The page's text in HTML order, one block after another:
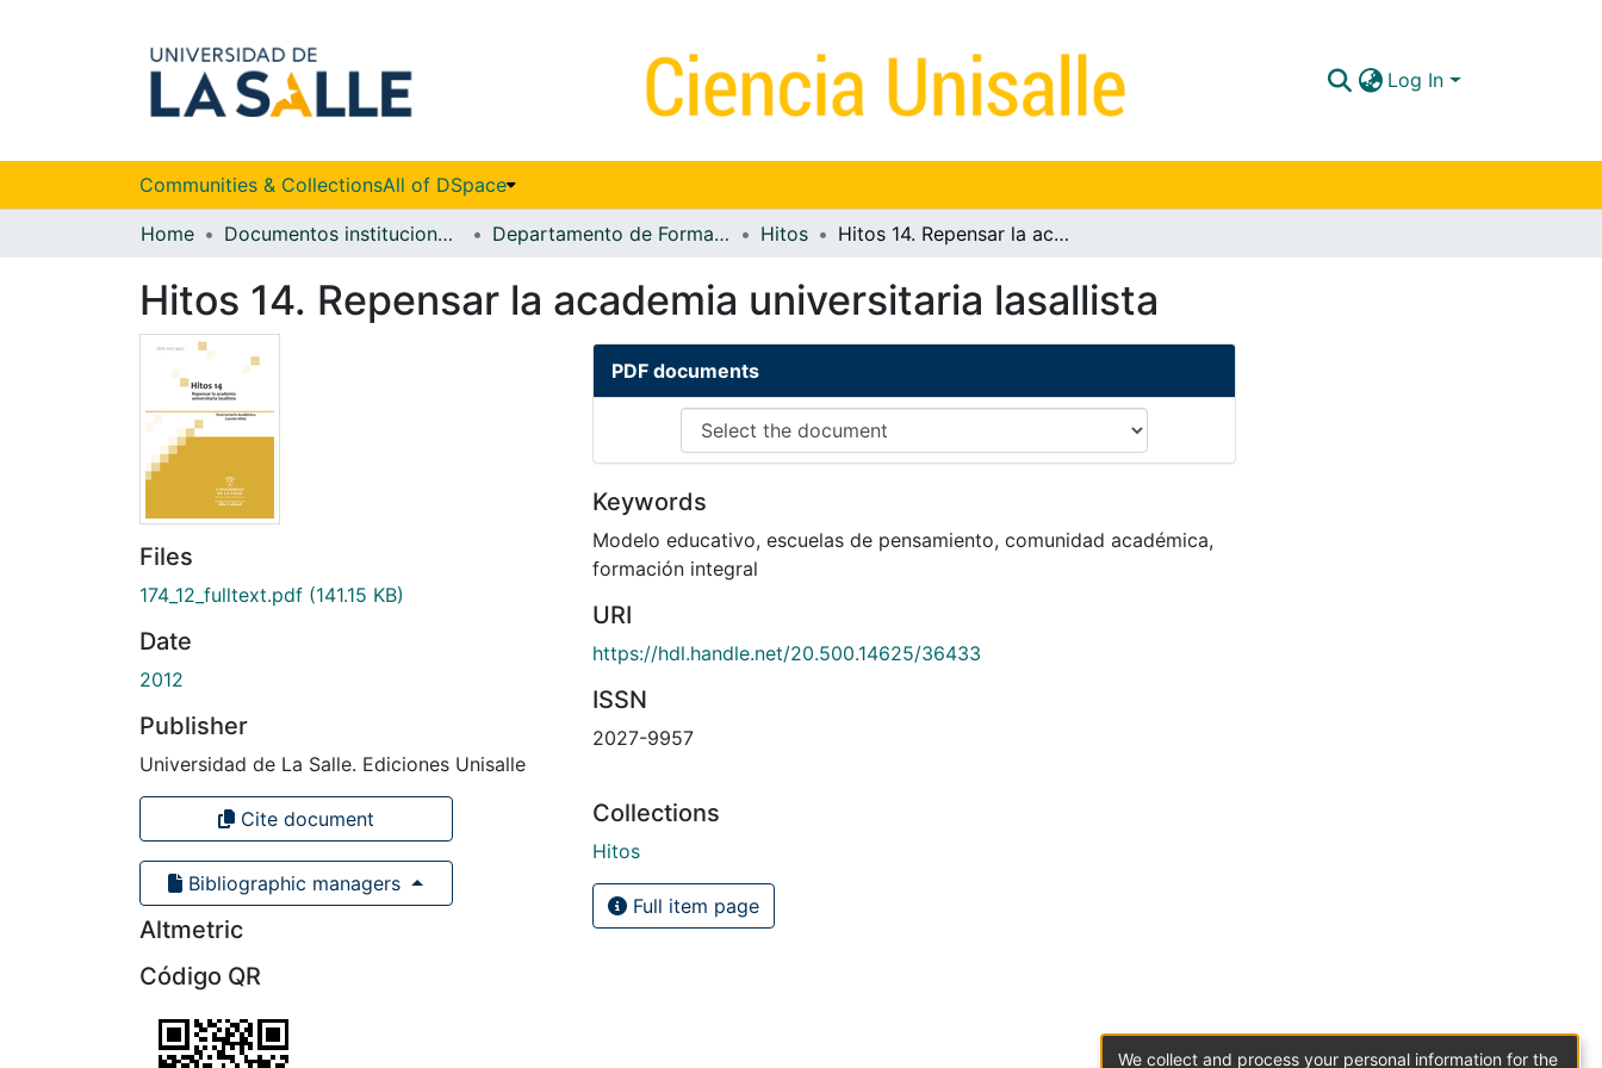
Log In
Communities & CollectionsAll of DSpace
Home Documentos institucionales Departamento de Formación Lasallista Hitos Hitos 14. Repensar la academia universitaria lasallista
Hitos 14. Repensar la academia universitaria lasallista
Files
174_12_fulltext.pdf (141.15 KB)
Date
2012
Publisher
Universidad de La Salle. Ediciones Unisalle
Cite document
Bibliographic managers
Altmetric
Código QR
PDF documents
Keywords
Modelo educativo, escuelas de pensamiento, comunidad académica,
formación integral
URI
https://hdl.handle.net/20.500.14625/36433
ISSN
2027-9957
Collections
Hitos
Full item page
We collect and process your personal information for the